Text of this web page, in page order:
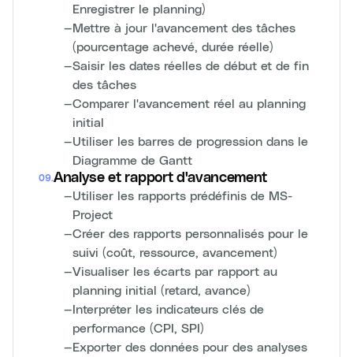
Enregistrer le planning)
—Mettre à jour l'avancement des tâches
(pourcentage achevé, durée réelle)
—Saisir les dates réelles de début et de fin
des tâches
—Comparer l'avancement réel au planning
initial
—Utiliser les barres de progression dans le
Diagramme de Gantt
09.Analyse et rapport d'avancement
—Utiliser les rapports prédéfinis de MS-
Project
—Créer des rapports personnalisés pour le
suivi (coût, ressource, avancement)
—Visualiser les écarts par rapport au
planning initial (retard, avance)
—Interpréter les indicateurs clés de
performance (CPI, SPI)
—Exporter des données pour des analyses